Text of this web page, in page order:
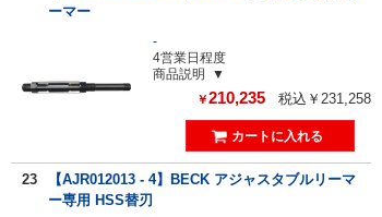
ーマー
-
4営業日程度
商品説明
￥210,235 税込￥231,258
23
【AJR012013 - 4】BECK アジャスタブルリーマ
ー専用 HSS替刃